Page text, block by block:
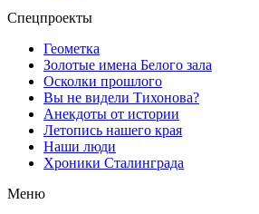
Спецпроекты
Геометка
Золотые имена Белого зала
Осколки прошлого
Вы не видели Тихонова?
Анекдоты от истории
Летопись нашего края
Наши люди
Хроники Сталинграда
Меню